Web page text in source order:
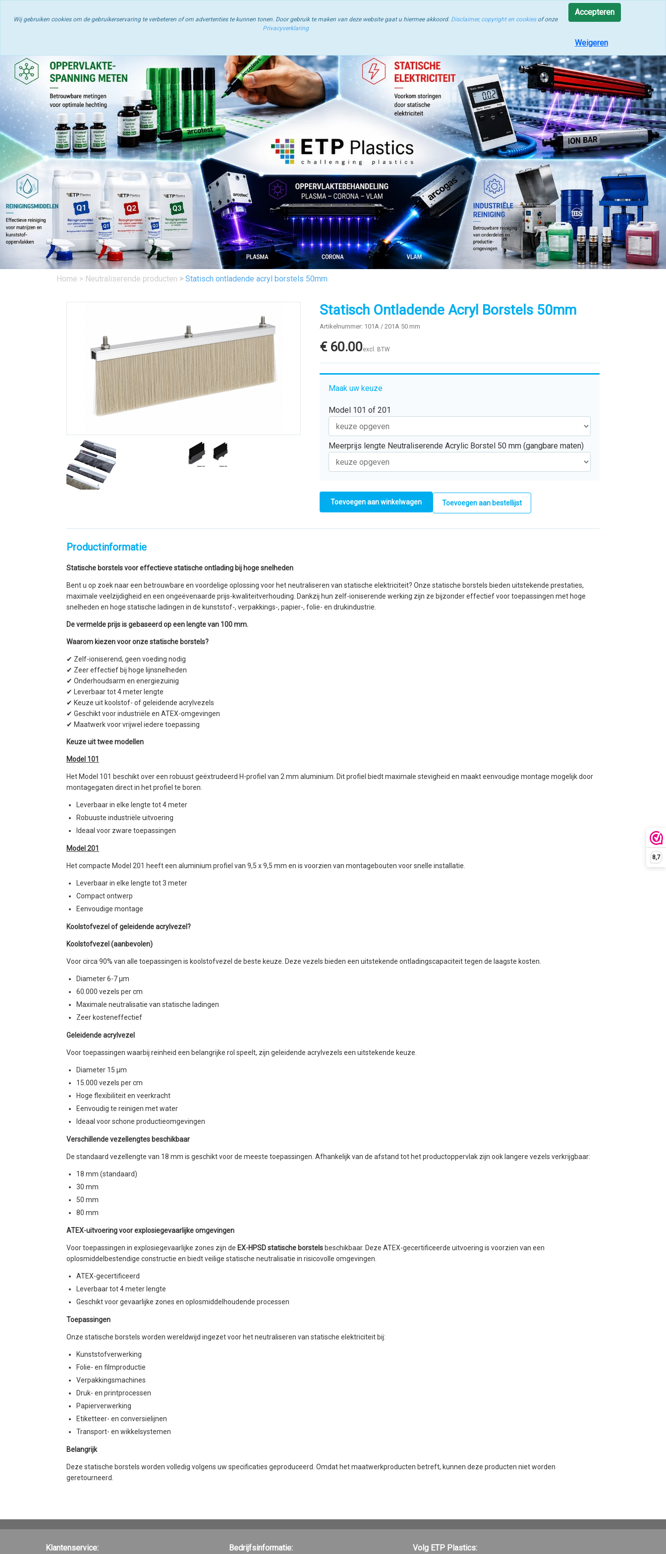
8,7
Blog Winkelwagen
Home > Neutraliserende producten > Statisch ontladende acryl borstels 50mm
Statisch Ontladende Acryl Borstels 50mm
Artikelnummer: 101A / 201A 50 mm
€ 60.00excl. BTW
Maak uw keuze
Model 101 of 201
Meerprijs lengte Neutraliserende Acrylic Borstel 50 mm (gangbare maten)
Toevoegen aan bestellijst
Productinformatie
Statische borstels voor effectieve statische ontlading bij hoge snelheden
Bent u op zoek naar een betrouwbare en voordelige oplossing voor het neutraliseren van statische elektriciteit? Onze statische borstels bieden uitstekende prestaties,
maximale veelzijdigheid en een ongeëvenaarde prijs-kwaliteitverhouding. Dankzij hun zelf-ioniserende werking zijn ze bijzonder effectief voor toepassingen met hoge
snelheden en hoge statische ladingen in de kunststof-, verpakkings-, papier-, folie- en drukindustrie.
De vermelde prijs is gebaseerd op een lengte van 100 mm.
Waarom kiezen voor onze statische borstels?
✔ Zelf-ioniserend, geen voeding nodig
✔ Zeer effectief bij hoge lijnsnelheden
✔ Onderhoudsarm en energiezuinig
✔ Leverbaar tot 4 meter lengte
✔ Keuze uit koolstof- of geleidende acrylvezels
✔ Geschikt voor industriële en ATEX-omgevingen
✔ Maatwerk voor vrijwel iedere toepassing
Keuze uit twee modellen
Model 101
Het Model 101 beschikt over een robuust geëxtrudeerd H-profiel van 2 mm aluminium. Dit profiel biedt maximale stevigheid en maakt eenvoudige montage mogelijk door
montagegaten direct in het profiel te boren.
Leverbaar in elke lengte tot 4 meter
Robuuste industriële uitvoering
Ideaal voor zware toepassingen
Model 201
Het compacte Model 201 heeft een aluminium profiel van 9,5 x 9,5 mm en is voorzien van montagebouten voor snelle installatie.
Leverbaar in elke lengte tot 3 meter
Compact ontwerp
Eenvoudige montage
Koolstofvezel of geleidende acrylvezel?
Koolstofvezel (aanbevolen)
Voor circa 90% van alle toepassingen is koolstofvezel de beste keuze. Deze vezels bieden een uitstekende ontladingscapaciteit tegen de laagste kosten.
Diameter 6-7 μm
60.000 vezels per cm
Maximale neutralisatie van statische ladingen
Zeer kosteneffectief
Geleidende acrylvezel
Voor toepassingen waarbij reinheid een belangrijke rol speelt, zijn geleidende acrylvezels een uitstekende keuze.
Diameter 15 μm
15.000 vezels per cm
Hoge flexibiliteit en veerkracht
Eenvoudig te reinigen met water
Ideaal voor schone productieomgevingen
Verschillende vezellengtes beschikbaar
De standaard vezellengte van 18 mm is geschikt voor de meeste toepassingen. Afhankelijk van de afstand tot het productoppervlak zijn ook langere vezels verkrijgbaar:
18 mm (standaard)
30 mm
50 mm
80 mm
ATEX-uitvoering voor explosiegevaarlijke omgevingen
Voor toepassingen in explosiegevaarlijke zones zijn de EX-HPSD statische borstels beschikbaar. Deze ATEX-gecertificeerde uitvoering is voorzien van een
oplosmiddelbestendige constructie en biedt veilige statische neutralisatie in risicovolle omgevingen.
ATEX-gecertificeerd
Leverbaar tot 4 meter lengte
Geschikt voor gevaarlijke zones en oplosmiddelhoudende processen
Toepassingen
Onze statische borstels worden wereldwijd ingezet voor het neutraliseren van statische elektriciteit bij:
Kunststofverwerking
Folie- en filmproductie
Verpakkingsmachines
Druk- en printprocessen
Papierverwerking
Etiketteer- en conversielijnen
Transport- en wikkelsystemen
Belangrijk
Deze statische borstels worden volledig volgens uw specificaties geproduceerd. Omdat het maatwerkproducten betreft, kunnen deze producten niet worden
geretourneerd.
Klantenservice: Bedrijfsinformatie: Volg ETP Plastics:
Wij gebruiken cookies om de gebruikerservaring te verbeteren of om advertenties te kunnen tonen. Door gebruik te maken van deze website gaat u hiermee akkoord. Disclaimer, copyright en cookiesof onze
Privacyverklaring
Accepteren
Weigeren